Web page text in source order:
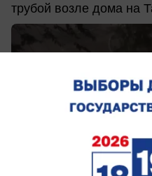
трубой возле дома на